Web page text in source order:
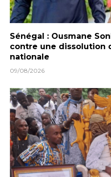
Sénégal : Ousmane
contre une dissolution
nationale
09/08/2026